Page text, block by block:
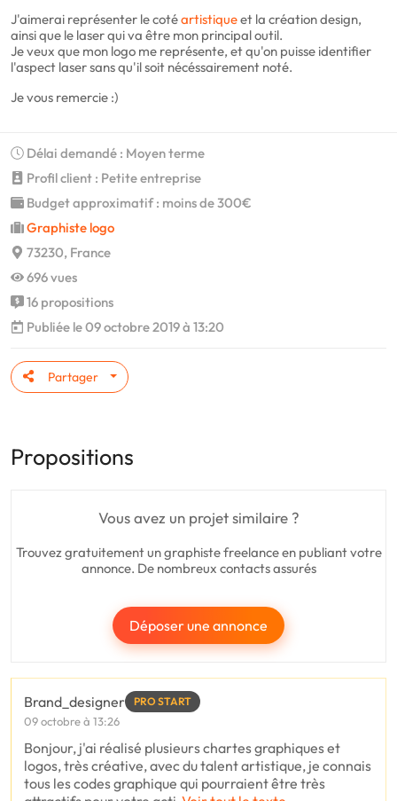
J'aimerai représenter le cotéartistiqueet la création design,
ainsi que le laser qui va être mon principal outil.
Je veux que mon logo me représente, et qu'on puisse identifier
l'aspect laser sans qu'il soit nécéssairement noté.
Je vous remercie :)
Délai demandé : Moyen terme
Profil client : Petite entreprise
Budget approximatif : moins de 300€
Graphiste logo
73230, France
696 vues
16 propositions
Publiée le 09 octobre 2019 à 13:20
Partager
Propositions
Vous avez un projet similaire ?
Trouvez gratuitement un graphiste freelance en publiant votre
annonce. De nombreux contacts assurés
Déposer une annonce
Brand_designer PRO START
09 octobre à 13:26
Bonjour, j'ai réalisé plusieurs chartes graphiques et
logos, très créative, avec du talent artistique, je connais
tous les codes graphique qui pourraient être très